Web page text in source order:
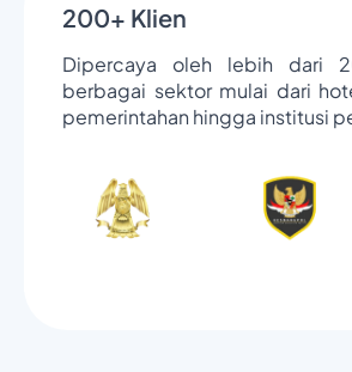
200+ Klien
Dipercaya oleh lebih dari
berbagai sektor mulai dari
pemerintahan hingga institusi